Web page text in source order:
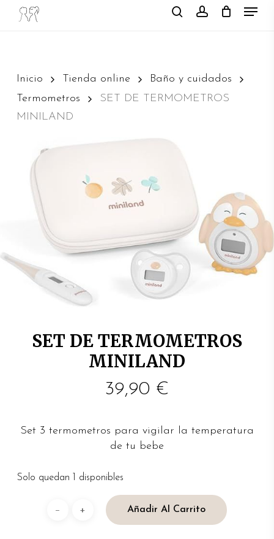
Skip
searchaccount
Menu
Inicio Tienda online
Baño y cuidados
Termometros
SET DE TERMOMETROS
MINILAND
SET DE TERMOMETROS
MINILAND
39,90 €
Set 3 termometros para vigilar la temperatura
de tu bebe
Solo quedan 1 disponibles
Añadir Al Carrito